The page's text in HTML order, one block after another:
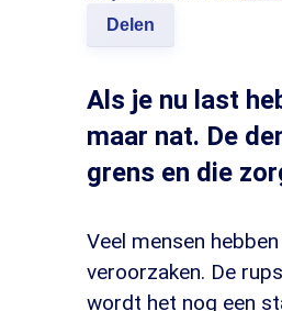
Delen
Als je nu last
maar nat. De
grens en die
Veel mensen
veroorzaken. De
wordt het nog een